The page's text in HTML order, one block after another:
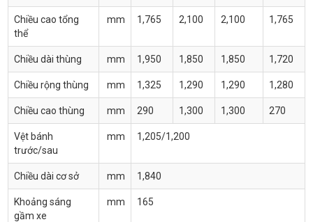
Chiều cao tổng
thể
mm 1,765 2,100 2,100 1,765
Chiều dài thùng mm 1,950 1,850 1,850 1,720
Chiều rộng thùng mm 1,325 1,290 1,290 1,280
Chiều cao thùng mm 290 1,300 1,300 270
Vệt bánh
trước/sau
mm 1,205/1,200
Chiều dài cơ sở mm 1,840
Khoảng sáng
gầm xe
mm 165